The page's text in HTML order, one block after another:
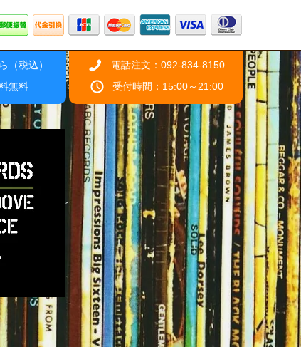
（税込）
無料
電話注文：092-834-8150
受付時間：15:00～21:00